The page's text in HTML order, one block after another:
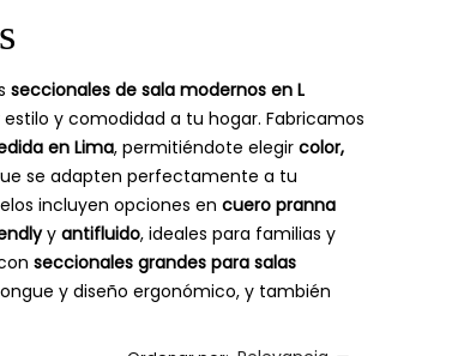
seccionales de sala modernos en L
y comodidad a tu hogar. Fabricamos
en Lima, permitiéndote elegir color,
se adapten perfectamente a tu
incluyen opciones en cuero pranna
y antifluido, ideales para familias y
seccionales grandes para salas
y diseño ergonómico, y también
cuentan con
envío gratis en